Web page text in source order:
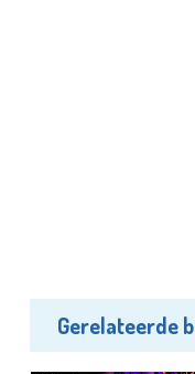
Gerelateerde